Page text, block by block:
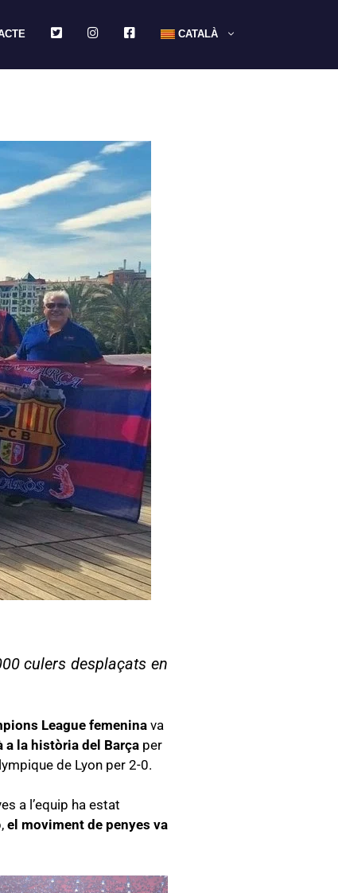
TWITTERINSTAGRAMFACEBOOKCATALÀ
culers desplaçats en
League femeninava
a la història del Barça per
de Lyon per 2-0.
a l’equip ha estat
el moviment de penyes va